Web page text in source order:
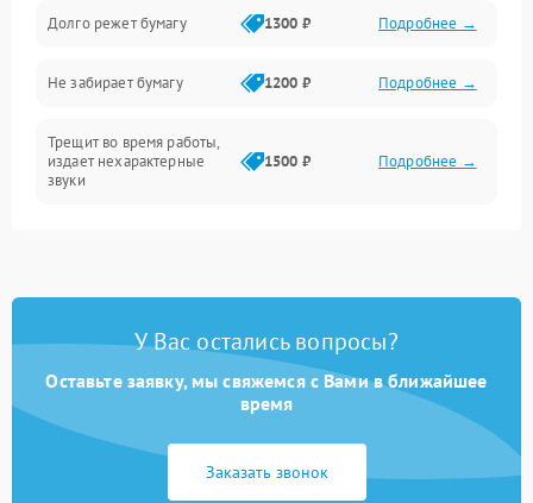
Долго режет бумагу 1300 ₽ Подробнее →
Не забирает бумагу 1200 ₽ Подробнее →
Трещит во время работы,
издает нехарактерные
звуки
1500 ₽ Подробнее →
Застревание бумаги в
Не тянет бумагу 2200 ₽ Подробнее →
Застревание бумаги
3500 ₽
У Вас остались вопросы?
Оставьте заявку, мы свяжемся с Вами в ближайшее
время
Заказать звонок